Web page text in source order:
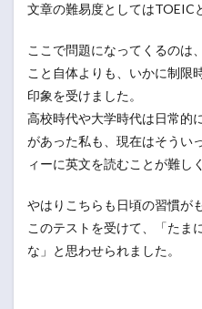
文章の難易度としてはTOEIC
ここで問題になってくるのは
こと自体よりも、いかに制限
印象を受けました。
高校時代や大学時代は日常的
があった私も、現在はそうい
ィーに英文を読むことが難し
やはりこちらも日頃の習慣が
このテストを受けて、「たま
な」と思わせられました。